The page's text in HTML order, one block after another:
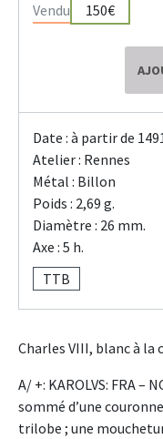
Vendu 150€
Date : à partir de
Atelier : Rennes
Métal : Billon
Poids : 2,69 g.
Diamètre : 26 mm.
Axe : 5 h.
TTB
Charles VIII, blanc à la
A/ +: KAROLVS: FRA –
sommé d’une
trilobe ; une